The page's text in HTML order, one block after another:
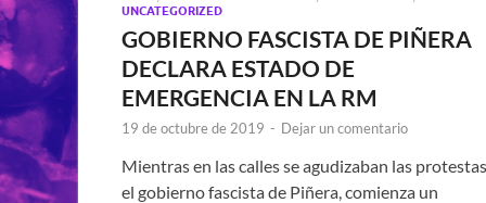
UNCATEGORIZED
GOBIERNO FASCISTA DE PIÑERA
DECLARA ESTADO DE
EMERGENCIA EN LA RM
19 de octubre de 2019 - Dejar un comentario
Mientras en las calles se agudizaban las
el gobierno fascista de Piñera, comienza un